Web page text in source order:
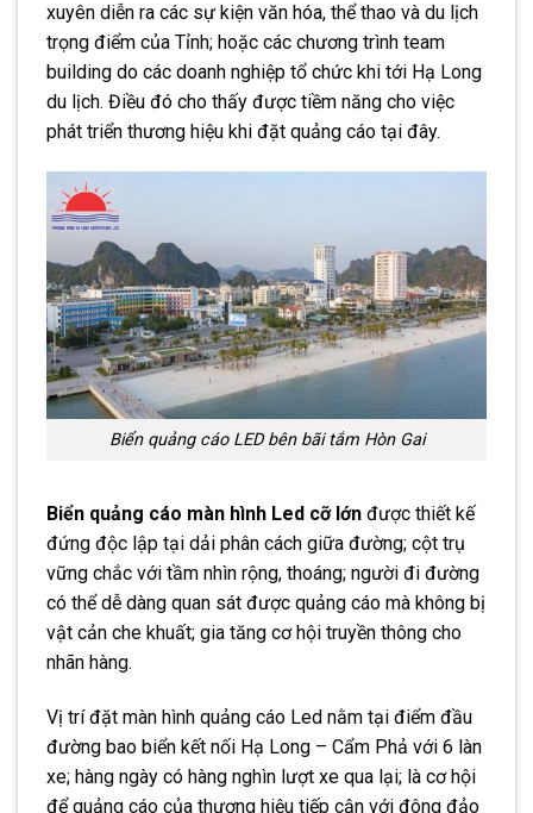
xuyên diễn ra các sự kiện văn hóa, thể thao và du lịch
trọng điểm của Tỉnh; hoặc các chương trình team
building do các doanh nghiệp tổ chức khi tới Hạ Long
du lịch. Điều đó cho thấy được tiềm năng cho việc
phát triển thương hiệu khi đặt quảng cáo tại đây.
Biển quảng cáo LED bên bãi tắm Hòn Gai
Biển quảng cáo màn hình Led cỡ lớn được thiết kế
đứng độc lập tại dải phân cách giữa đường; cột trụ
vững chắc với tầm nhìn rộng, thoáng; người đi đường
có thể dễ dàng quan sát được quảng cáo mà không bị
vật cản che khuất; gia tăng cơ hội truyền thông cho
nhãn hàng.
Vị trí đặt màn hình quảng cáo Led nằm tại điểm đầu
đường bao biển kết nối Hạ Long – Cẩm Phả với 6 làn
xe; hàng ngày có hàng nghìn lượt xe qua lại; là cơ hội
để quảng cáo của thương hiệu tiếp cận với đông đảo